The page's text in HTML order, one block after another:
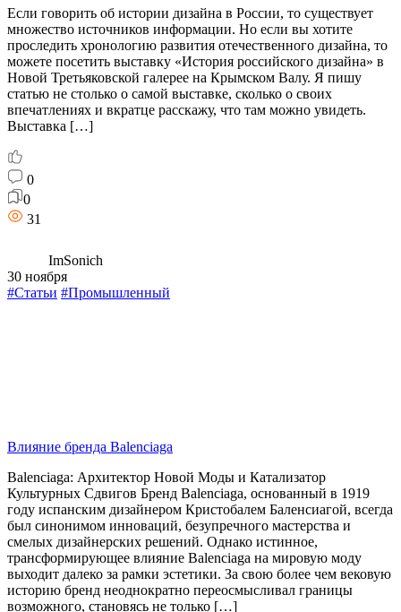
Если говорить об истории дизайна в России, то существует
множество источников информации. Но если вы хотите
проследить хронологию развития отечественного дизайна, то
можете посетить выставку «История российского дизайна» в
Новой Третьяковской галерее на Крымском Валу. Я пишу
статью не столько о самой выставке, сколько о своих
впечатлениях и вкратце расскажу, что там можно увидеть.
Выставка […]
0
0
31
ImSonich
30 ноября
#Статьи #Промышленный
Влияние бренда Balenciaga
Balenciaga: Архитектор Новой Моды и Катализатор
Культурных Сдвигов Бренд Balenciaga, основанный в 1919
году испанским дизайнером Кристобалем Баленсиагой, всегда
был синонимом инноваций, безупречного мастерства и
смелых дизайнерских решений. Однако истинное,
трансформирующее влияние Balenciaga на мировую моду
выходит далеко за рамки эстетики. За свою более чем вековую
историю бренд неоднократно переосмысливал границы
возможного, становясь не только […]